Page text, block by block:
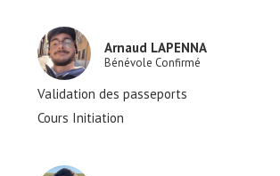
Arnaud LAPENNA
Bénévole Confirmé
Validation des passeports
Cours Initiation